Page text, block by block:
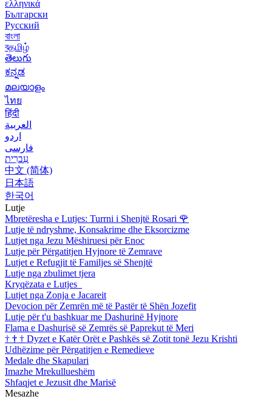
ελληνικά
Български
Русский
বাংলা
বதமிழ்
తెలుగు
ಕನ್ನಡ
മലയാളം
ไทย
हिंदी
العربية
اردو
فارسی
עִברִית
中文 (简体)
日本語
한국어
Lutje
Mbretëresha e Lutjes: Turrni i Shenjtë Rosari 🌹
Lutje të ndryshme, Konsakrime dhe Eksorcizme
Lutjet nga Jezu Mëshiruesi për Enoc
Lutje për Përgatitjen Hyjnore të Zemrave
Lutjet e Refugjit të Familjes së Shenjtë
Lutje nga zbulimet tjera
Kryqëzata e Lutjes
Lutjet nga Zonja e Jacareit
Devocion për Zemrën më të Pastër të Shën Jozefit
Lutje për t'u bashkuar me Dashurinë Hyjnore
Flama e Dashurisë së Zemrës së Paprekut të Meri
† † † Dyzet e Katër Orët e Pashkës së Zotit tonë Jezu Krishti
Udhëzime për Përgatitjen e Remedieve
Medale dhe Skapulari
Imazhe Mrekullueshëm
Shfaqjet e Jezusit dhe Marisë
Mesazhe